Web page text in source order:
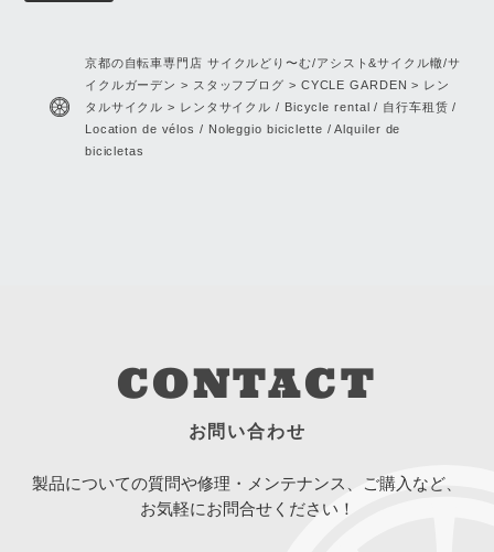
京都の自転車専門店 サイクルどり〜む/アシスト&サイクル轍/サ
イクルガーデン > スタッフブログ > CYCLE GARDEN > レン
タルサイクル > レンタサイクル / Bicycle rental / 自行车租赁 /
Location de vélos / Noleggio biciclette / Alquiler de
bicicletas
CONTACT
お問い合わせ
製品についての質問や修理・メンテナンス、ご購入など、
お気軽にお問合せください！